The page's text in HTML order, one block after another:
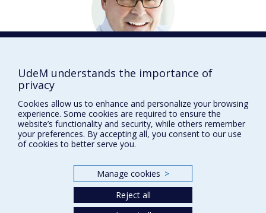
Guy BRETON
Radiologie, radio-oncologie et médecine nucléaire
DISTINCTIONS
Prix et distinctions
Accessibilité
UdeM understands the importance of
privacy
Cookies allow us to enhance and personalize your browsing
experience. Some cookies are required to ensure the
website’s functionality and security, while others remember
your preferences. By accepting all, you consent to our use
of cookies to better serve you.
Manage cookies >
Reject all